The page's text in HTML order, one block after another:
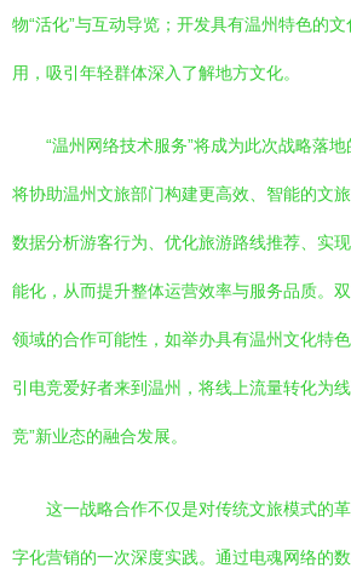
物“活化”与互动导览；开发具有温州特色的
用，吸引年轻群体深入了解地方文化。
“温州网络技术服务”将成为此次战略落
将协助温州文旅部门构建更高效、智能的文
数据分析游客行为、优化旅游路线推荐、实
能化，从而提升整体运营效率与服务品质。
领域的合作可能性，如举办具有温州文化特
引电竞爱好者来到温州，将线上流量转化为
竞”新业态的融合发展。
这一战略合作不仅是对传统文旅模式的
字化营销的一次深度实践。通过电魂网络的